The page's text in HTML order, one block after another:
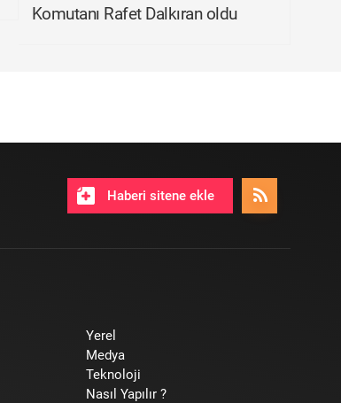
Komutanı Rafet Dalkıran oldu
Haberi sitene ekle
Yerel
Medya
Teknoloji
Nasıl Yapılır ?